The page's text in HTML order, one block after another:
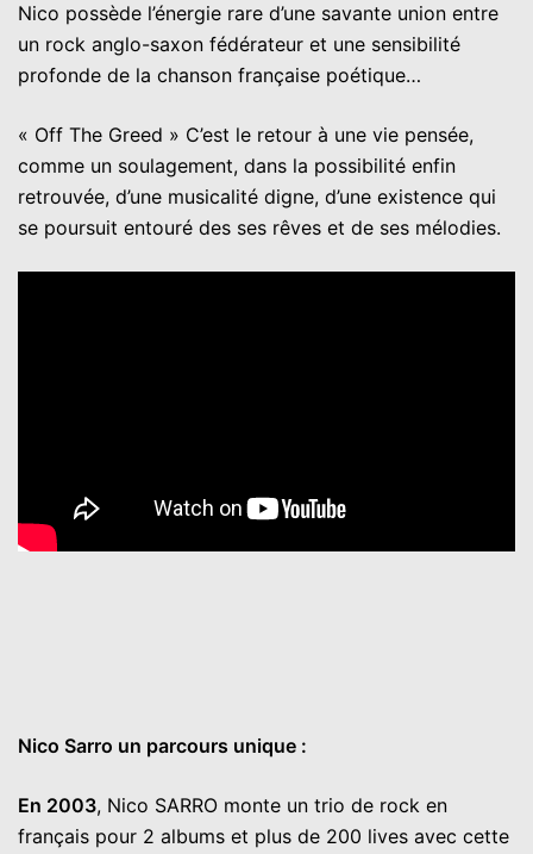
Nico possède l’énergie rare d’une savante union entre
un rock anglo-saxon fédérateur et une sensibilité
profonde de la chanson française poétique…
« Off The Greed » C’est le retour à une vie pensée,
comme un soulagement, dans la possibilité enfin
retrouvée, d’une musicalité digne, d’une existence qui
se poursuit entouré des ses rêves et de ses mélodies.
Nico Sarro un parcours unique :
En 2003, Nico SARRO monte un trio de rock en
français pour 2 albums et plus de 200 lives avec cette